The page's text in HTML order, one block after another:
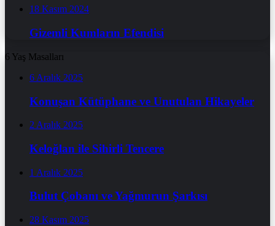
18 Kasım 2024
Gizemli Kumların Efendisi
6 Yaş Masalları
6 Aralık 2025
Konuşan Kütüphane ve Unutulan Hikayeler
2 Aralık 2025
Keloğlan ile Sihirli Tencere
1 Aralık 2025
Bulut Çobanı ve Yağmurun Şarkısı
28 Kasım 2025